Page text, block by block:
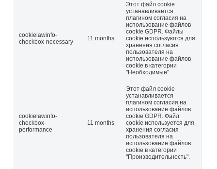
cookielawinfo-
checkbox-necessary
11 months
Этот файл cookie
устанавливается
плагином согласия на
использование файлов
cookie GDPR. Файлы
cookie используются для
хранения согласия
пользователя на
использование файлов
cookie в категории
"Необходимые".
cookielawinfo-
checkbox-
performance
11 months
Этот файл cookie
устанавливается
плагином согласия на
использование файлов
cookie GDPR. Файл
cookie используется для
хранения согласия
пользователя на
использование файлов
cookie в категории
"Производительность".